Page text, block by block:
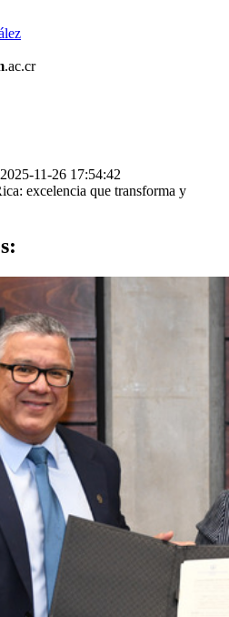
.ac.cr
2025-11-26 17:54:42
excelencia que transforma y